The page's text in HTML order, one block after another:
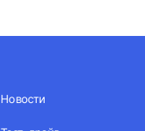
Новости